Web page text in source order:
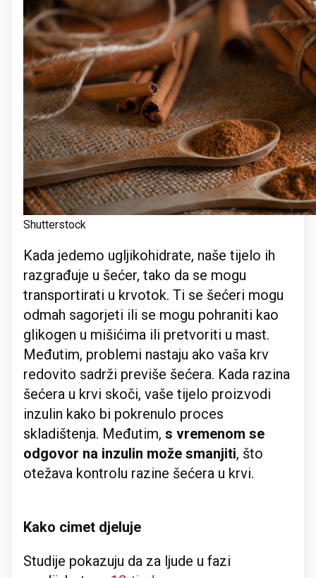
Shutterstock
Kada jedemo ugljikohidrate, naše tijelo ih
razgrađuje u šećer, tako da se mogu
transportirati u krvotok. Ti se šećeri mogu
odmah sagorjeti ili se mogu pohraniti kao
glikogen u mišićima ili pretvoriti u mast.
Međutim, problemi nastaju ako vaša krv
redovito sadrži previše šećera. Kada razina
šećera u krvi skoči, vaše tijelo proizvodi
inzulin kako bi pokrenulo proces
skladištenja. Međutim, s vremenom se
odgovor na inzulin može smanjiti, što
otežava kontrolu razine šećera u krvi.
Kako cimet djeluje
Studije pokazuju da za ljude u fazi